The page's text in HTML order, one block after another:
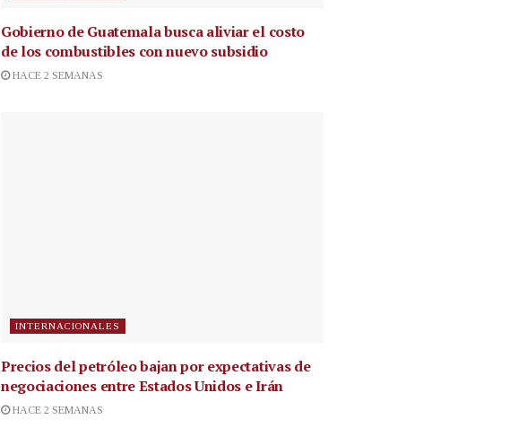
Gobierno de Guatemala busca aliviar el costo
de los combustibles con nuevo subsidio
HACE 2 SEMANAS
INTERNACIONALES
Precios del petróleo bajan por expectativas de
negociaciones entre Estados Unidos e Irán
HACE 2 SEMANAS